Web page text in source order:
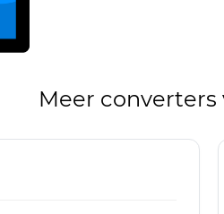
Meer converters